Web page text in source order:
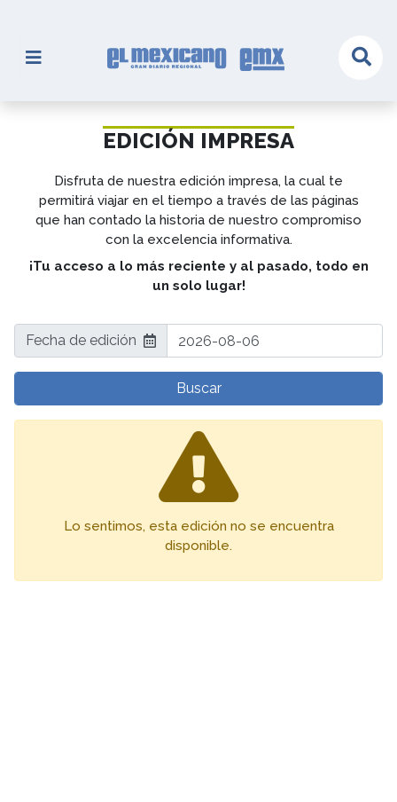
EDICIÓN IMPRESA
Disfruta de nuestra edición impresa, la cual te
permitirá viajar en el tiempo a través de las páginas
que han contado la historia de nuestro compromiso
con la excelencia informativa.
¡Tu acceso a lo más reciente y al pasado, todo en
un solo lugar!
Fecha de edición
Lo sentimos, esta edición no se encuentra
disponible.